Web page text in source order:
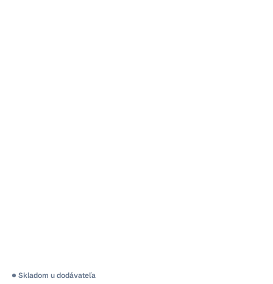
Skladom u dodávateľa